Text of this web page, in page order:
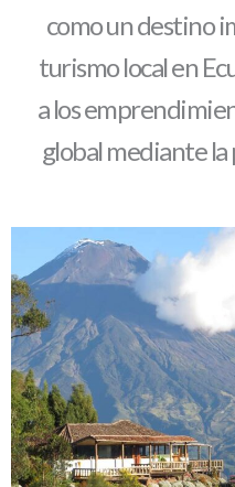
como un destino
turismo local en
a los
global mediante